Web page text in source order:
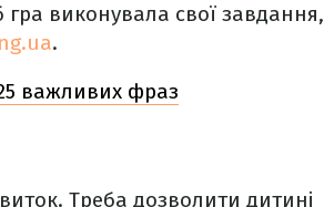
виконувала свої завдання,
.
важливих фраз
Треба дозволити дитині